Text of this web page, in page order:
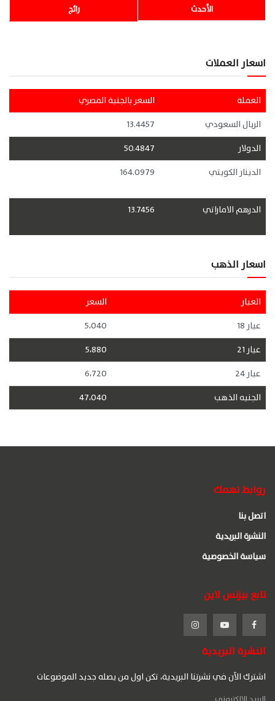
رائج الأحدث
اسعار العملات
العملة
السعر بالجنية المصري
الريال السعودي
13.4457
الدولار
50.4847
الدينار الكويتي
164.0979
الدرهم الاماراتي 13.7456
اسعار الذهب
العيار
السعر
عيار 18
5،040
عيار 21
5،880
عيار 24
6،720
الجنيه الذهب
47،040
روابط تهمك
اتصل بنا
النشرة البريدية
سياسة الخصوصية
تابع بيزنس لاين
النشرة البريدية
اشترك الآن في نشرتنا البريدية، تكن اول من يصله جديد الموضوعات